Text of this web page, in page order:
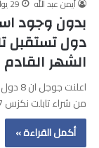
أيمن عبد الله 29 يوليو, 2013
الشهر القادم
من شراء تابلت نكزس 7 في نسخته للعام الحالي ،…
أكمل القراءة »